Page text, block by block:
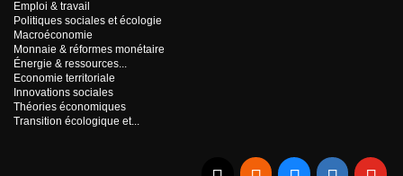
Emploi & travail
Politiques sociales et écologie
Macroéconomie
Monnaie & réformes monétaire
Énergie & ressources...
Economie territoriale
Innovations sociales
Théories économiques
Transition écologique et...